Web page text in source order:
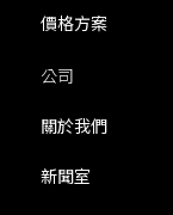
價格方案
公司
關於我們
新聞室